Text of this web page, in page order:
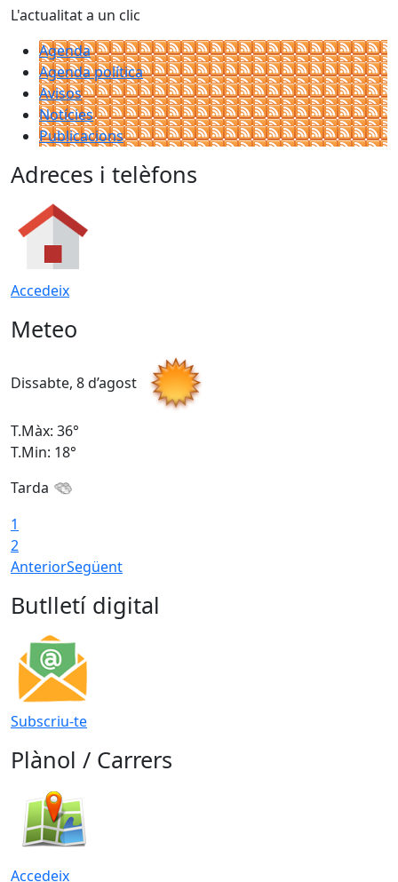
L'actualitat a un clic
Agenda
Agenda política
Avisos
Notícies
Publicacions
Adreces i telèfons
Accedeix
Meteo
Dissabte, 8 d’agost
T.Màx: 36°
T.Min: 18°
Tarda
1
2
AnteriorSegüent
Butlletí digital
Subscriu-te
Plànol / Carrers
Accedeix